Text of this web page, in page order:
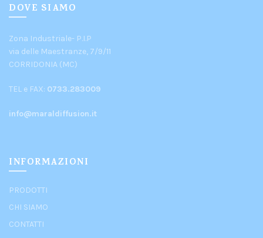
DOVE SIAMO
Zona Industriale- P.I.P
via delle Maestranze, 7/9/11
CORRIDONIA (MC)
TEL e FAX: 0733.283009
info@maraldiffusion.it
INFORMAZIONI
PRODOTTI
CHI SIAMO
CONTATTI